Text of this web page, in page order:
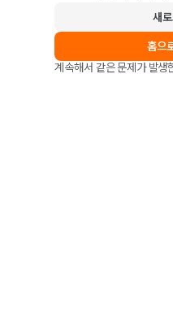
새
홈으
계속해서 같은 문제가 발생